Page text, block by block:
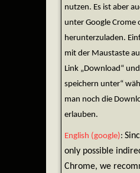
nutzen. Es ist aber
unter Google Crome
herunterzuladen.
mit der Maustaste
Link „Download“
speichern unter“
man noch die
erlauben.
English (google):
only possible
Chrome, we